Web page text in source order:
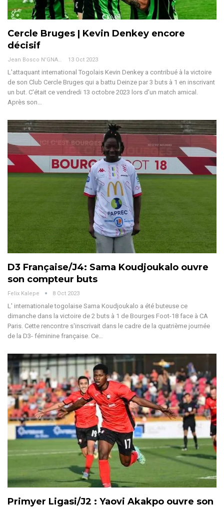
Cercle Bruges | Kevin Denkey encore
décisif
13 Oct 2023
L'attaquant international Togolais Kevin Denkey a contribué à la victoire
de son Club Cercle Bruges qui a battu Deinze par 3 buts à 1 en inscrivant
un but. C'était ce vendredi 13 octobre 2023 lors d'un match amical.
Après son…
D3 Française/J4: Sama Koudjoukalo ouvre
son compteur buts
Felix Kalepe 8 Oct 2023
L' internationale togolaise Sama Koudjoukalo a été buteuse ce
dimanche dans la victoire de 2 buts à 1 de Bourges Foot-18 face à CA
Paris. Cette rencontre s'inscrivait dans le cadre de la quatrième journée
de la D3- féminine française. Ce…
Primyer Ligasi/J2 : Yaovi Akakpo ouvre son